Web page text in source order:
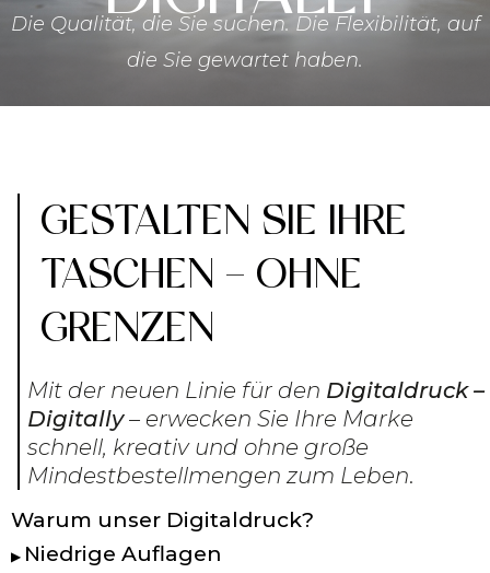
Die Qualität, die Sie suchen. Die Flexibilität, auf
die Sie gewartet haben.
GESTALTEN SIE IHRE
TASCHEN – OHNE
GRENZEN
Mit der neuen Linie für den Digitaldruck –
Digitally– erwecken Sie Ihre Marke
schnell, kreativ und ohne große
Mindestbestellmengen zum Leben.
Warum unser Digitaldruck?
▶ Niedrige Auflagen